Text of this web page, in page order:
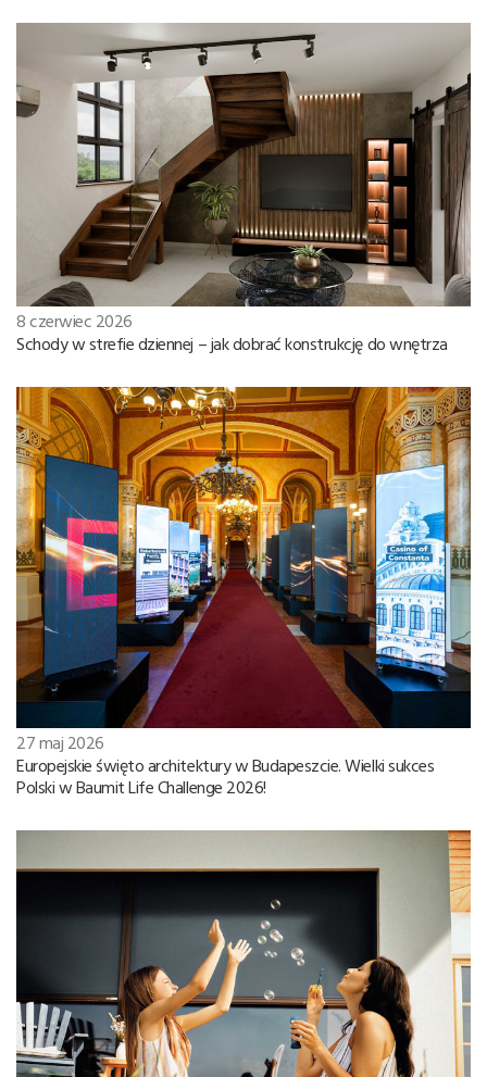
8 czerwiec 2026
Schody w strefie dziennej – jak dobrać konstrukcję do wnętrza
27 maj 2026
Europejskie święto architektury w Budapeszcie. Wielki sukces
Polski w Baumit Life Challenge 2026!